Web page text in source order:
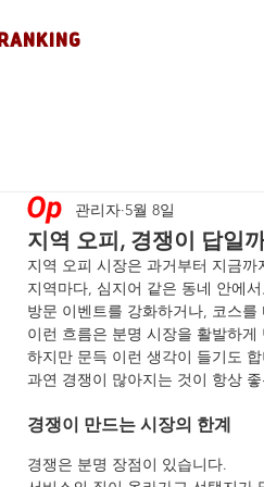
RANKING
지역 오피, 경쟁이 답일
관리자 5월 8일
지역 오피 시장은 과거부터 지금
지역마다, 심지어 같은 동네 안에
방문 이벤트를 강화하거나, 코스
이런 흐름은 분명 시장을 활발하게
하지만 문득 이런 생각이 들기도
과연 경쟁이 많아지는 것이 항상
경쟁이 만드는 시장의 한계
경쟁은 분명 장점이 있습니다.